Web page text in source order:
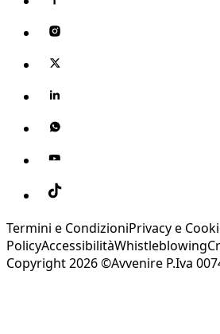
Termini e CondizioniPrivacy e
PolicyAccessibilitàWhistleblowing
Copyright 2026 ©Avvenire P.Iva